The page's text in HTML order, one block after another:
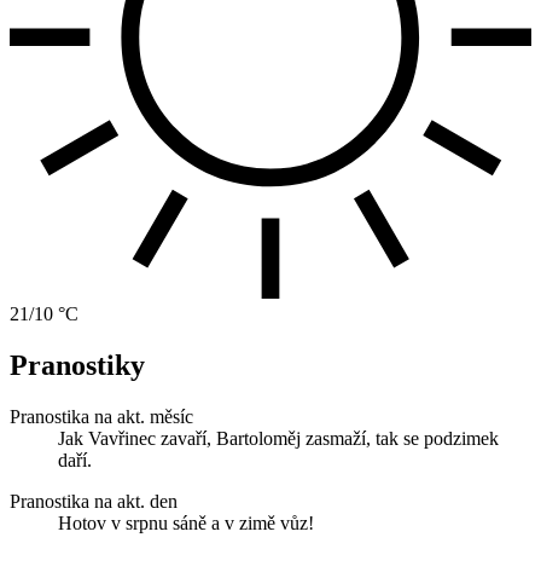
21/10 °C
Pranostiky
Pranostika na akt. měsíc
Jak Vavřinec zavaří, Bartoloměj zasmaží, tak se podzimek
daří.
Pranostika na akt. den
Hotov v srpnu sáně a v zimě vůz!